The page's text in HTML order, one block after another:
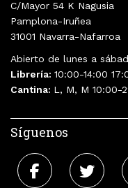
C/Mayor 54 K Nagusia
Pamplona-Iruñea
31001 Navarra-Nafarroa
Abierto de lunes a
Librería: 10:00-14:00
Cantina: L, M, M 10:00-
Síguenos